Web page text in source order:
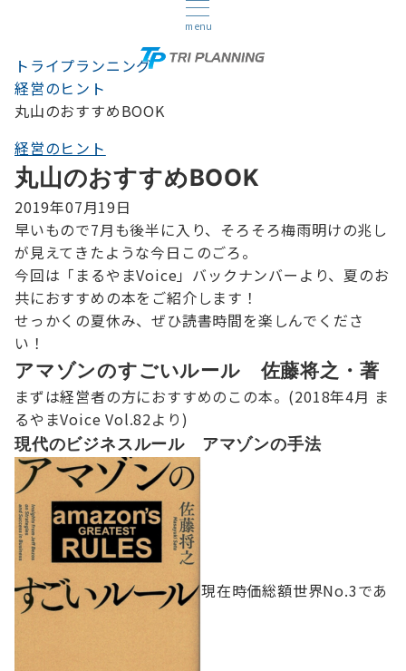
menu
トライプランニング
経営のヒント
丸山のおすすめBOOK
経営のヒント
丸山のおすすめBOOK
2019年07月19日
早いもので7月も後半に入り、そろそろ梅雨明けの兆し
が見えてきたような今日このごろ。
今回は「まるやまVoice」バックナンバーより、夏のお
共におすすめの本をご紹介します！
せっかくの夏休み、ぜひ読書時間を楽しんでくださ
い！
アマゾンのすごいルール 佐藤将之・著
まずは経営者の方におすすめのこの本。(2018年4月 ま
るやまVoice Vol.82より)
現代のビジネスルール アマゾンの手法
現在時価総額世界No.3であ